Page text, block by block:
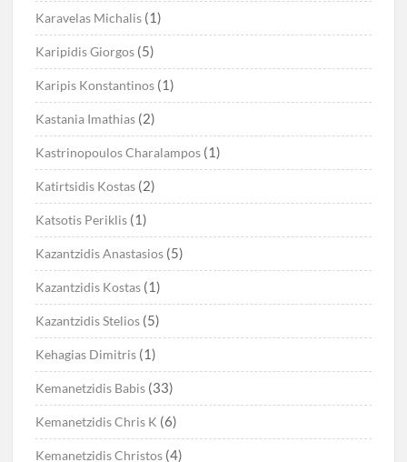
Karavelas Michalis (1)
Karipidis Giorgos (5)
Karipis Konstantinos (1)
Kastania Imathias (2)
Kastrinopoulos Charalampos (1)
Katirtsidis Kostas (2)
Katsotis Periklis (1)
Kazantzidis Anastasios (5)
Kazantzidis Kostas (1)
Kazantzidis Stelios (5)
Kehagias Dimitris (1)
Kemanetzidis Babis (33)
Kemanetzidis Chris K (6)
Kemanetzidis Christos (4)